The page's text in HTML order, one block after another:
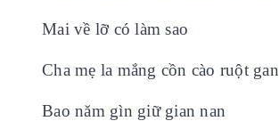
Mai về lỡ có làm sao
Cha mẹ la mắng cồn cào ruột gan
Bao năm gìn giữ gian nan